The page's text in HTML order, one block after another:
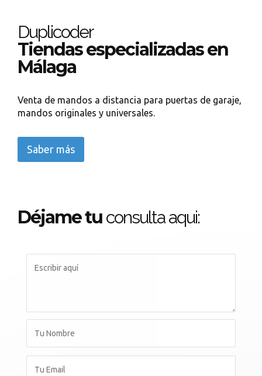
Duplicoder
Tiendas especializadas en
Málaga
Venta de mandos a distancia para puertas de garaje,
mandos originales y universales.
Saber más
Déjame tu consulta aqui: